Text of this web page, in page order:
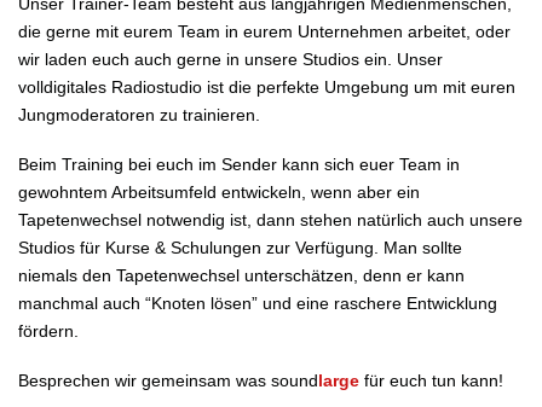
die gerne mit eurem Team in eurem Unternehmen arbeitet, oder
wir laden euch auch gerne in unsere Studios ein. Unser
volldigitales Radiostudio ist die perfekte Umgebung um mit euren
Jungmoderatoren zu trainieren.
Beim Training bei euch im Sender kann sich euer Team in
gewohntem Arbeitsumfeld entwickeln, wenn aber ein
Tapetenwechsel notwendig ist, dann stehen natürlich auch unsere
Studios für Kurse & Schulungen zur Verfügung. Man sollte
niemals den Tapetenwechsel unterschätzen, denn er kann
manchmal auch “Knoten lösen” und eine raschere Entwicklung
fördern.
Besprechen wir gemeinsam was soundlarge für euch tun kann!